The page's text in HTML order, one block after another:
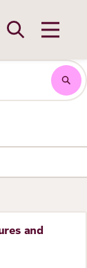
and